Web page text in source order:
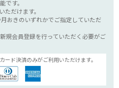
です。
ただけます。
おきのいずれかでご指定していただ
規会員登録を行っていただく必要がご
ード決済のみがご利用いただけます。